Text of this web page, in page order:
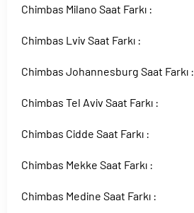
Chimbas Milano Saat Farkı :
Chimbas Lviv Saat Farkı :
Chimbas Johannesburg Saat Farkı :
Chimbas Tel Aviv Saat Farkı :
Chimbas Cidde Saat Farkı :
Chimbas Mekke Saat Farkı :
Chimbas Medine Saat Farkı :